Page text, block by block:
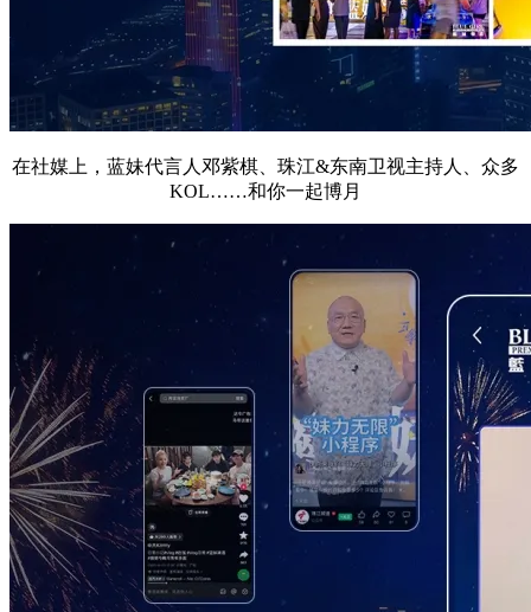
在社媒上，蓝妹代言人邓紫棋、珠江&东南卫视主持人、众多
KOL……和你一起博月